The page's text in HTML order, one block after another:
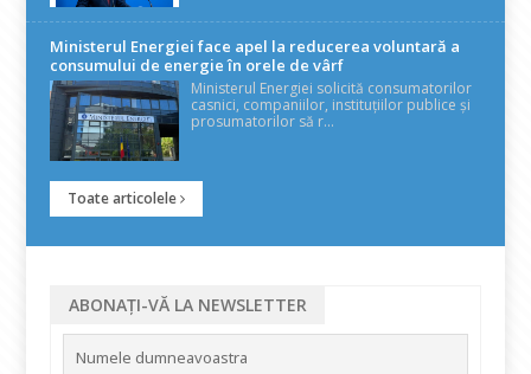
Ministerul Energiei face apel la reducerea voluntară a
consumului de energie în orele de vârf
Ministerul Energiei solicită consumatorilor
casnici, companiilor, instituțiilor publice și
prosumatorilor să r...
Toate articolele
ABONAȚI-VĂ LA NEWSLETTER